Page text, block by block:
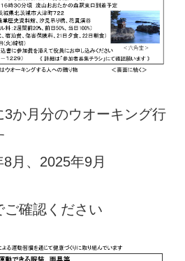
か月分のウオーキング行
月、2025年9月
確認ください